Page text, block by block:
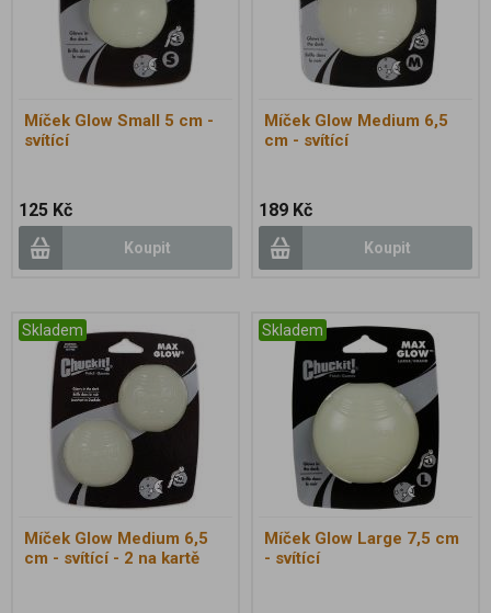
Míček Glow Small 5 cm -
svítící
125 Kč
Koupit
Míček Glow Medium 6,5
cm - svítící
189 Kč
Koupit
Skladem
Míček Glow Medium 6,5
cm - svítící - 2 na kartě
Skladem
Míček Glow Large 7,5 cm
- svítící